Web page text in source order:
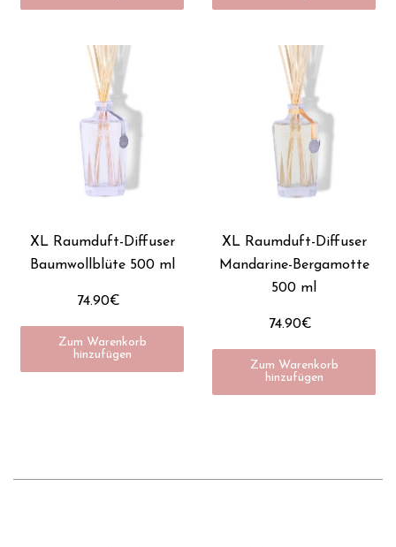
XL Raumduft-Diffuser
Baumwollblüte 500 ml
74.90€
Zum Warenkorb
hinzufügen
XL Raumduft-Diffuser
Mandarine-Bergamotte
500 ml
74.90€
Zum Warenkorb
hinzufügen